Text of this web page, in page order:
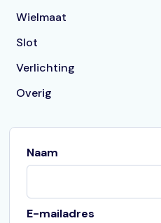
Wielmaat
Slot
Verlichting
Overig
Naam
E-mailadres